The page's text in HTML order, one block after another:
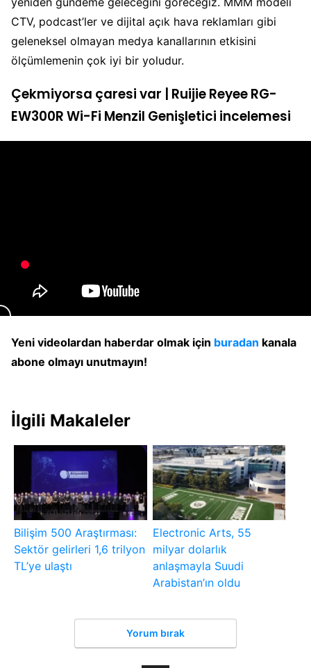
CTV, podcast’ler ve dijital açık hava reklamları gibi
geleneksel olmayan medya kanallarının etkisini
ölçümlemenin çok iyi bir yoludur.
Çekmiyorsa çaresi var | Ruijie Reyee RG-
EW300R Wi-Fi Menzil Genişletici incelemesi
Yeni videolardan haberdar olmak için buradan kanala
abone olmayı unutmayın!
İlgili Makaleler
Bilişim 500 Araştırması:
Sektör gelirleri 1,6 trilyon
TL’ye ulaştı
Electronic Arts, 55
milyar dolarlık
anlaşmayla Suudi
Arabistan’ın oldu
Yorum bırak